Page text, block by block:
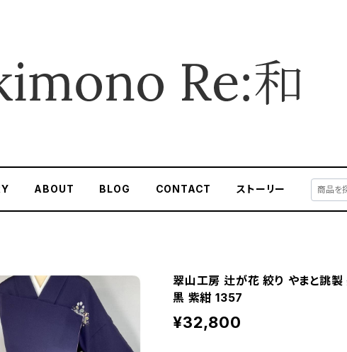
ABOUT BLOG CONTACT ストーリー
翠山工房 辻が花 絞り やまと誂
黒 紫紺 1357
¥32,800